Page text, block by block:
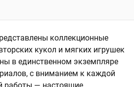
коллекционные
кукол и мягких игрушек
в единственном экземпляре
с вниманием к каждой
работы — настоящие